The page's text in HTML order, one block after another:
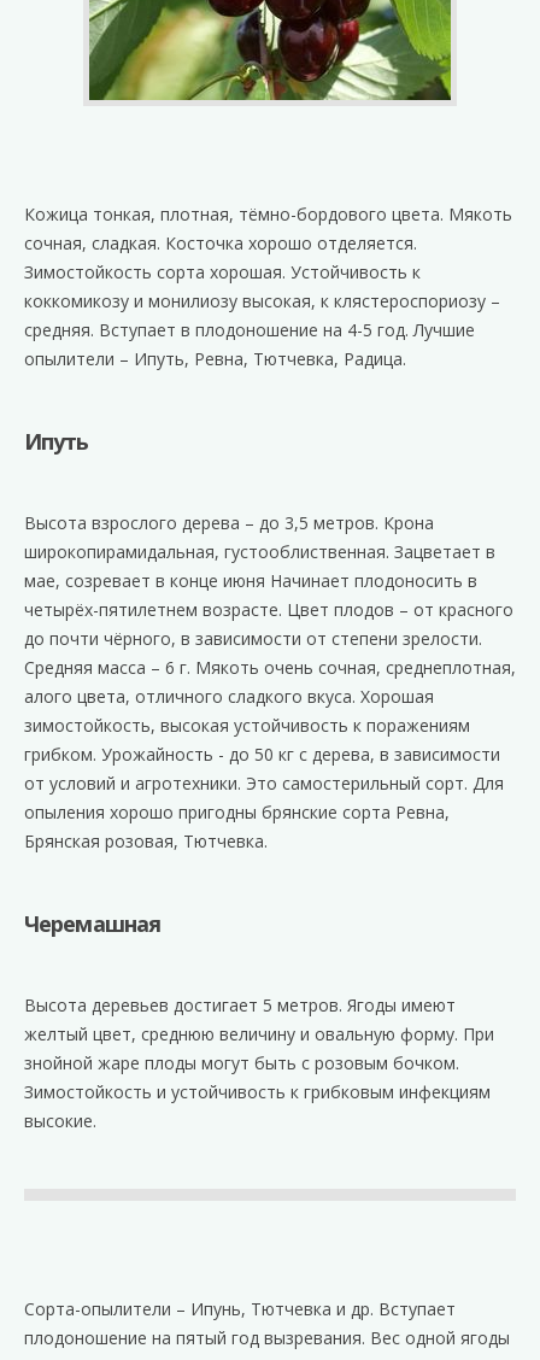
Кожица тонкая, плотная, тёмно-бордового цвета. Мякоть
сочная, сладкая. Косточка хорошо отделяется.
Зимостойкость сорта хорошая. Устойчивость к
коккомикозу и монилиозу высокая, к клястероспориозу –
средняя. Вступает в плодоношение на 4-5 год. Лучшие
опылители – Ипуть, Ревна, Тютчевка, Радица.
Ипуть
Высота взрослого дерева – до 3,5 метров. Крона
широкопирамидальная, густооблиственная. Зацветает в
мае, созревает в конце июня Начинает плодоносить в
четырёх-пятилетнем возрасте. Цвет плодов – от красного
до почти чёрного, в зависимости от степени зрелости.
Средняя масса – 6 г. Мякоть очень сочная, среднеплотная,
алого цвета, отличного сладкого вкуса. Хорошая
зимостойкость, высокая устойчивость к поражениям
грибком. Урожайность - до 50 кг с дерева, в зависимости
от условий и агротехники. Это самостерильный сорт. Для
опыления хорошо пригодны брянские сорта Ревна,
Брянская розовая, Тютчевка.
Черемашная
Высота деревьев достигает 5 метров. Ягоды имеют
желтый цвет, среднюю величину и овальную форму. При
знойной жаре плоды могут быть с розовым бочком.
Зимостойкость и устойчивость к грибковым инфекциям
высокие.
Сорта-опылители – Ипунь, Тютчевка и др. Вступает
плодоношение на пятый год вызревания. Вес одной ягоды